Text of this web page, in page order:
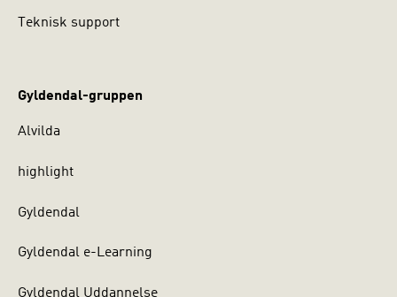
Teknisk support
Gyldendal-gruppen
Alvilda
highlight
Gyldendal
Gyldendal e-Learning
Gyldendal Uddannelse